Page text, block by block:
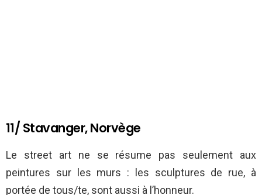
11/ Stavanger, Norvège
Le street art ne se résume pas seulement aux
peintures sur les murs : les sculptures de rue, à
portée de tous/te, sont aussi à l’honneur.